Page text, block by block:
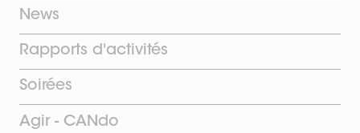
News
Rapports d'activités
Soirées
Agir - CANdo